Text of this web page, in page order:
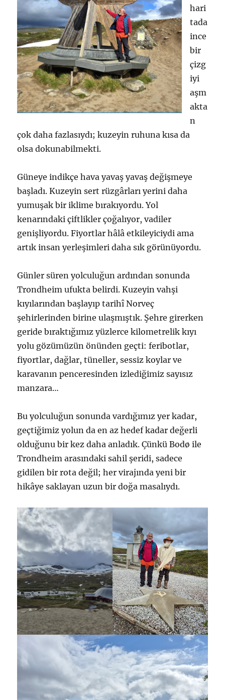
hari
tada
ince
bir
çizg
iyi
aşm
akta
n
çok daha fazlasıydı; kuzeyin ruhuna kısa da
olsa dokunabilmekti.
Güneye indikçe hava yavaş yavaş değişmeye
başladı. Kuzeyin sert rüzgârları yerini daha
yumuşak bir iklime bırakıyordu. Yol
kenarındaki çiftlikler çoğalıyor, vadiler
genişliyordu. Fiyortlar hâlâ etkileyiciydi ama
artık insan yerleşimleri daha sık görünüyordu.
Günler süren yolculuğun ardından sonunda
Trondheim ufukta belirdi. Kuzeyin vahşi
kıyılarından başlayıp tarihî Norveç
şehirlerinden birine ulaşmıştık. Şehre girerken
geride bıraktığımız yüzlerce kilometrelik kıyı
yolu gözümüzün önünden geçti: feribotlar,
fiyortlar, dağlar, tüneller, sessiz koylar ve
karavanın penceresinden izlediğimiz sayısız
manzara…
Bu yolculuğun sonunda vardığımız yer kadar,
geçtiğimiz yolun da en az hedef kadar değerli
olduğunu bir kez daha anladık. Çünkü Bodø ile
Trondheim arasındaki sahil şeridi, sadece
gidilen bir rota değil; her virajında yeni bir
hikâye saklayan uzun bir doğa masalıydı.